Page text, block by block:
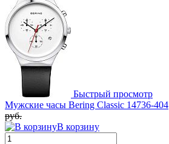
Быстрый просмотр
Мужские часы Bering Classic 14736-404
руб.
В корзину